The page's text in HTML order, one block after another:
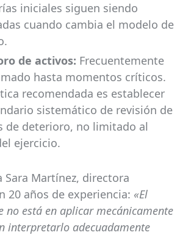
iniciales siguen siendo
cuando cambia el modelo de
de activos: Frecuentemente
hasta momentos críticos.
recomendada es establecer
sistemático de revisión de
de deterioro, no limitado al
ejercicio.
Sara Martínez, directora
20 años de experiencia: «El
no está en aplicar mecánicamente
interpretarlo adecuadamente